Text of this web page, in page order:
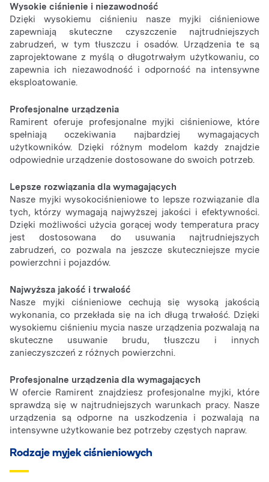
Wysokie ciśnienie i niezawodność
Dzięki wysokiemu ciśnieniu nasze myjki ciśnieniowe
zapewniają skuteczne czyszczenie najtrudniejszych
zabrudzeń, w tym tłuszczu i osadów. Urządzenia te są
zaprojektowane z myślą o długotrwałym użytkowaniu, co
zapewnia ich niezawodność i odporność na intensywne
eksploatowanie.
Profesjonalne urządzenia
Ramirent oferuje profesjonalne myjki ciśnieniowe, które
spełniają oczekiwania najbardziej wymagających
użytkowników. Dzięki różnym modelom każdy znajdzie
odpowiednie urządzenie dostosowane do swoich potrzeb.
Lepsze rozwiązania dla wymagających
Nasze myjki wysokociśnieniowe to lepsze rozwiązanie dla
tych, którzy wymagają najwyższej jakości i efektywności.
Dzięki możliwości użycia gorącej wody temperatura pracy
jest dostosowana do usuwania najtrudniejszych
zabrudzeń, co pozwala na jeszcze skuteczniejsze mycie
powierzchni i pojazdów.
Najwyższa jakość i trwałość
Nasze myjki ciśnieniowe cechują się wysoką jakością
wykonania, co przekłada się na ich długą trwałość. Dzięki
wysokiemu ciśnieniu mycia nasze urządzenia pozwalają na
skuteczne usuwanie brudu, tłuszczu i innych
zanieczyszczeń z różnych powierzchni.
Profesjonalne urządzenia dla wymagających
W ofercie Ramirent znajdziesz profesjonalne myjki, które
sprawdzą się w najtrudniejszych warunkach pracy. Nasze
urządzenia są odporne na uszkodzenia i pozwalają na
intensywne użytkowanie bez potrzeby częstych napraw.
Rodzaje myjek ciśnieniowych